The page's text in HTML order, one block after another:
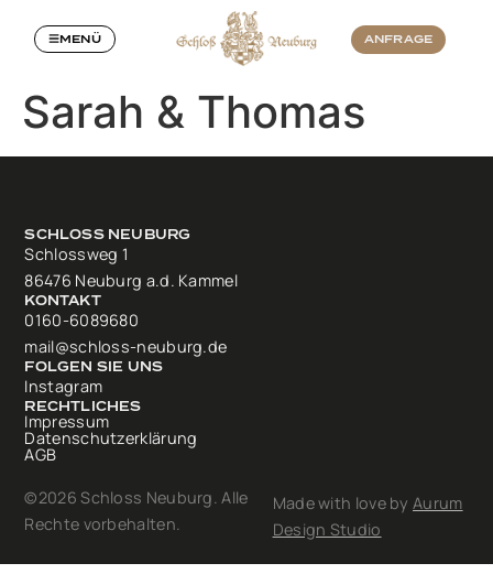
MENÜ ANFRAGE
Sarah & Thomas
SCHLOSS NEUBURG
Schlossweg 1
86476 Neuburg a.d. Kammel
KONTAKT
0160-6089680
mail@schloss-neuburg.de
FOLGEN SIE UNS
Instagram
RECHTLICHES
Impressum
Datenschutzerklärung
AGB
©2026 Schloss Neuburg. Alle
Rechte vorbehalten.
Made with love by Aurum
Design Studio